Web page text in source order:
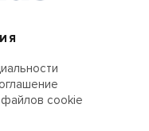
файлов cookie